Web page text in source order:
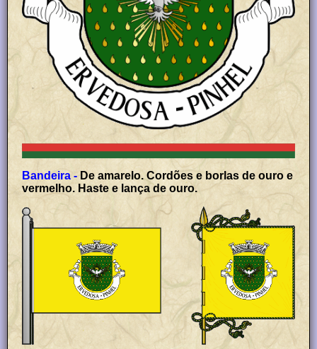
Bandeira - De amarelo. Cordões e borlas de ouro e
vermelho. Haste e lança de ouro.